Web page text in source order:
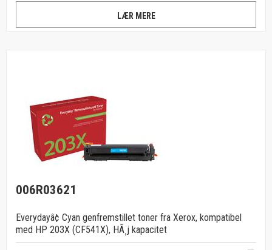
LÆR MERE
006R03621
Everydayâ¢ Cyan genfremstillet toner fra Xerox, kompatibel
med HP 203X (CF541X), HÃ¸j kapacitet